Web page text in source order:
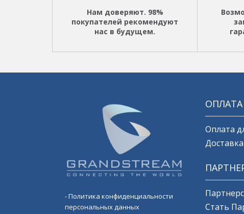
Нам доверяют. 98%
покупателей рекомендуют
нас в будущем.
- Политика конфиденциальности
персональных данных
Оплата
Стать